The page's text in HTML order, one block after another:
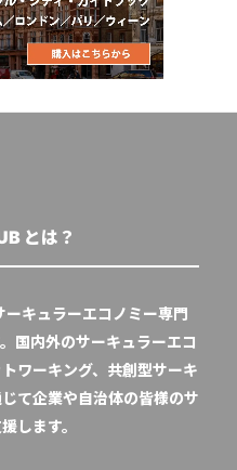
とは？
キュラーエコノミー専門
国内外のサーキュラーエコ
ワーキング、共創型サーキ
て企業や自治体の皆様のサ
します。